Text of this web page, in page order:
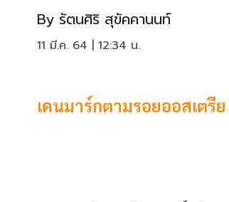
By รัตนศิริ สุขัคคานนท์
11 มี.ค. 64 | 12:34 น.
เดนมาร์กตามรอยออสเต